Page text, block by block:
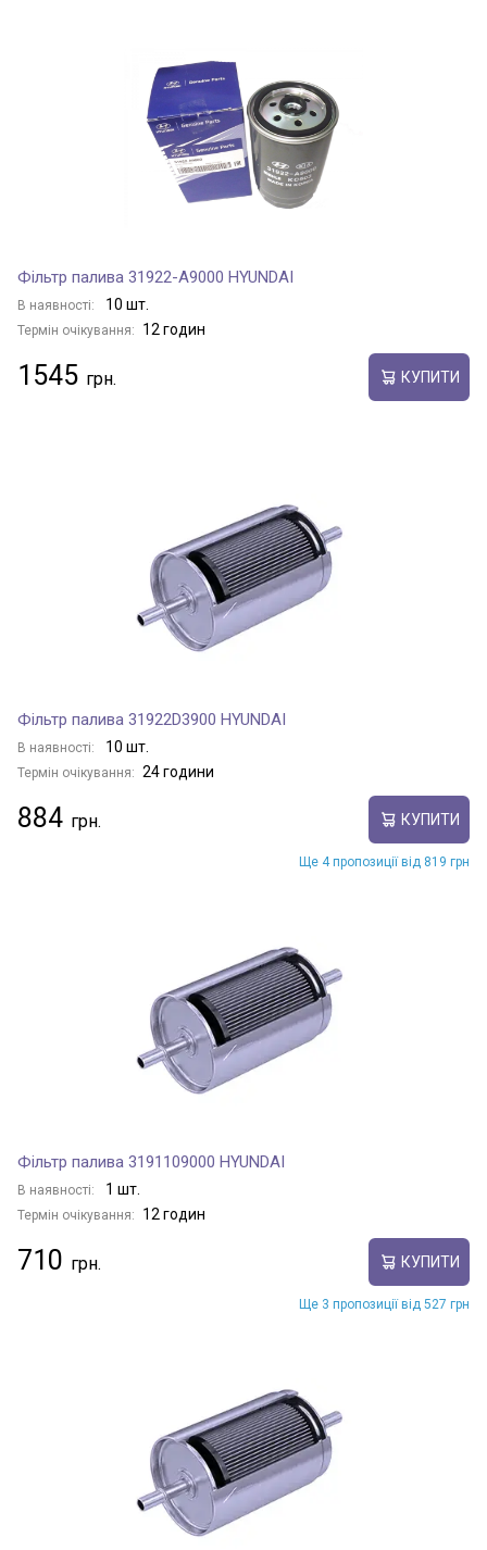
Фільтр палива 31922-A9000 HYUNDAI
В наявності: 10 шт.
Термін очікування: 12 годин
1545 КУПИТИ
Фільтр палива 31922D3900 HYUNDAI
В наявності: 10 шт.
Термін очікування: 24 години
884 КУПИТИ
Ще 4 пропозиції від 819 грн
Фільтр палива 3191109000 HYUNDAI
В наявності: 1 шт.
Термін очікування: 12 годин
710 КУПИТИ
Ще 3 пропозиції від 527 грн